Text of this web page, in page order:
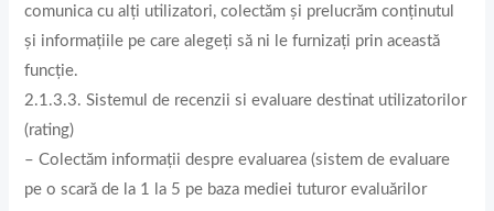
comunica cu alți utilizatori, colectăm și prelucrăm conținutul
și informațiile pe care alegeți să ni le furnizați prin această
funcție.
2.1.3.3. Sistemul de recenzii si evaluare destinat utilizatorilor
(rating)
– Colectăm informații despre evaluarea (sistem de evaluare
pe o scară de la 1 la 5 pe baza mediei tuturor evaluărilor